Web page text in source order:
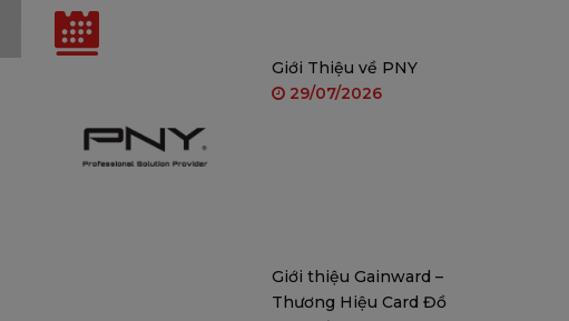
Giới Thiệu về PNY
29/07/2026
Giới thiệu Gainward –
Thương Hiệu Card Đồ